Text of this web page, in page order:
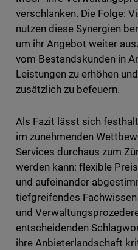
verschlanken. Die Folge:
nutzen diese Synergien
um ihr Angebot weiter
vom Bestandskunden in
Leistungen zu erhöhen
zusätzlich zu befeuern.
Als Fazit lässt sich
im zunehmenden
Services durchaus zum
werden kann: flexible
und aufeinander
tiefgreifendes
und
entscheidenden
ihre Anbieterlandschaft